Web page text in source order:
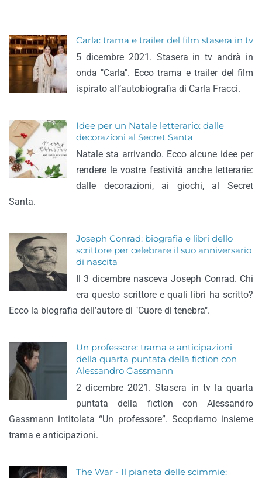
Carla: trama e trailer del film stasera in tv
5 dicembre 2021. Stasera in tv andrà in
onda "Carla". Ecco trama e trailer del film
ispirato all’autobiografia di Carla Fracci.
Idee per un Natale letterario: dalle
decorazioni al Secret Santa
Natale sta arrivando. Ecco alcune idee per
rendere le vostre festività anche letterarie:
dalle decorazioni, ai giochi, al Secret
Santa.
Joseph Conrad: biografia e libri dello
scrittore per celebrare il suo anniversario
di nascita
Il 3 dicembre nasceva Joseph Conrad. Chi
era questo scrittore e quali libri ha scritto?
Ecco la biografia dell’autore di "Cuore di tenebra".
Un professore: trama e anticipazioni
della quarta puntata della fiction con
Alessandro Gassmann
2 dicembre 2021. Stasera in tv la quarta
puntata della fiction con Alessandro
Gassmann intitolata “Un professore”. Scopriamo insieme
trama e anticipazioni.
The War - Il pianeta delle scimmie: